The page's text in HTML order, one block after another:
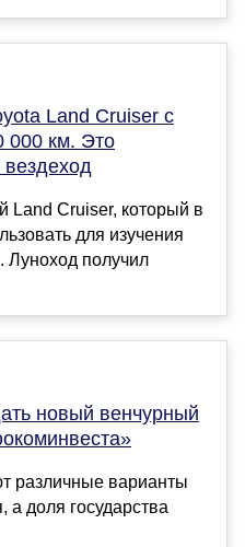
Land Cruiser с
000 км. Это
Land Cruiser, который в
для изучения
получил
новый венчурный
различные варианты
доля государства